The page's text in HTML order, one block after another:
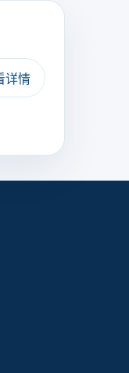
详情